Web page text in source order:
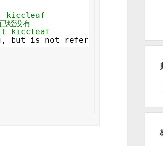
kiccleaf
经没有
kiccleaf
but is not referenced
any